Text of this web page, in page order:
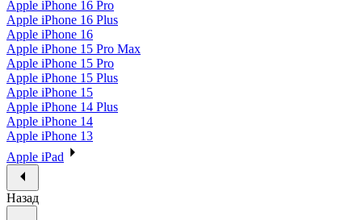
Apple iPhone 16 Pro
Apple iPhone 16 Plus
Apple iPhone 16
Apple iPhone 15 Pro Max
Apple iPhone 15 Pro
Apple iPhone 15 Plus
Apple iPhone 15
Apple iPhone 14 Plus
Apple iPhone 14
Apple iPhone 13
Apple iPad
Назад